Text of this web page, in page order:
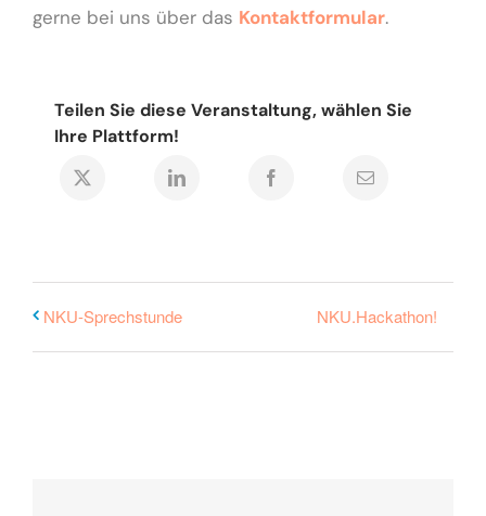
gerne bei uns über das Kontaktformular.
Teilen Sie diese Veranstaltung, wählen Sie
Ihre Plattform!
NKU-Sprechstunde NKU.Hackathon!